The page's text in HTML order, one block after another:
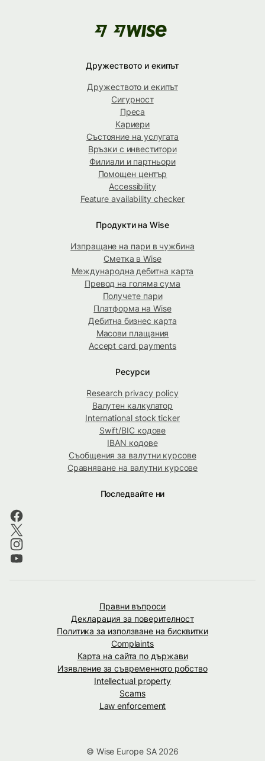
Дружеството и екипът
Дружеството и екипът
Сигурност
Преса
Кариери
Състояние на услугата
Връзки с инвеститори
Филиали и партньори
Помощен център
Accessibility
Feature availability checker
Продукти на Wise
Изпращане на пари в чужбина
Сметка в Wise
Международна дебитна карта
Превод на голяма сума
Получете пари
Платформа на Wise
Дебитна бизнес карта
Масови плащания
Accept card payments
Ресурси
Research privacy policy
Валутен калкулатор
International stock ticker
Swift/BIC кодове
IBAN кодове
Съобщения за валутни курсове
Сравняване на валутни курсове
Последвайте ни
Правни въпроси
Декларация за поверителност
Политика за използване на бисквитки
Complaints
Карта на сайта по държави
Изявление за съвременното робство
Intellectual property
Scams
Law enforcement
© Wise Europe SA 2026